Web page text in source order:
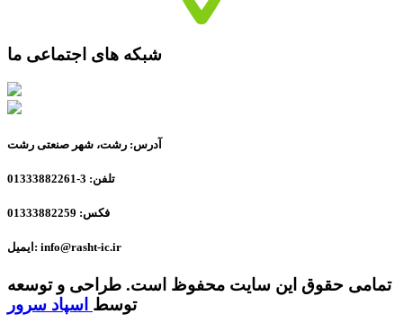
شبکه های اجتماعی ما
آدرس: رشت، شهر صنعتی رشت
تلفن: 3-01333882261
فکس: 01333882259
ایمیل: info@rasht-ic.ir
تمامی حقوق این سایت محفوظ است. طراحی و توسعه
توسط اسپاد سرور